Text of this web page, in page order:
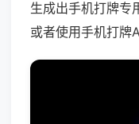
生成出手机打牌专
或者使用手机打牌